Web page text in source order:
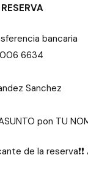
bancaria
6634
Sanchez
pon TU
de la